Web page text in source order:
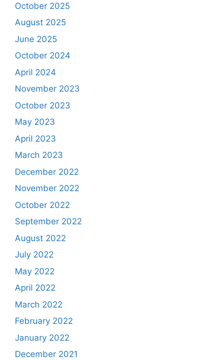
October 2025
August 2025
June 2025
October 2024
April 2024
November 2023
October 2023
May 2023
April 2023
March 2023
December 2022
November 2022
October 2022
September 2022
August 2022
July 2022
May 2022
April 2022
March 2022
February 2022
January 2022
December 2021